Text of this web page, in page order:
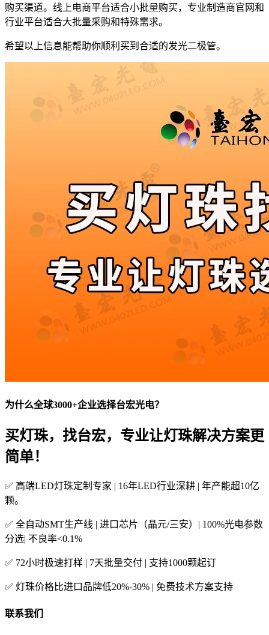
购买渠道。线上电商平台适合小批量购买，专业制造商官网和
行业平台适合大批量采购和特殊需求。
希望以上信息能帮助你顺利买到合适的发光二极管。
为什么全球3000+企业选择台宏光电？
买灯珠，找台宏，专业让灯珠解决方案更
简单！
✅ 高端LED灯珠定制专家 | 16年LED行业深耕 | 年产能超10亿
颗。
✅ 全自动SMT生产线 | 进口芯片（晶元/三安）| 100%光电参数
分选| 不良率<0.1%
✅ 72小时极速打样 | 7天批量交付 | 支持1000颗起订
✅ 灯珠价格比进口品牌低20%-30% | 免费技术方案支持
联系我们